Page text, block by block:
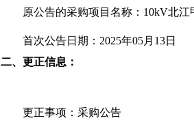
原公告的采购项目名称：10kV北
首次公告日期：2025年05月13日
二、更正信息：
更正事项：采购公告